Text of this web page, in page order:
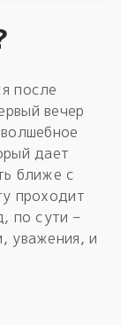
после
вечер
дает
ближе с
проходит
по сути –
уважения, и